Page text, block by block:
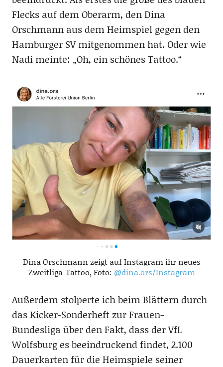
Flecks auf dem Oberarm, den Dina
Orschmann aus dem Heimspiel gegen den
Hamburger SV mitgenommen hat. Oder wie
Nadi meinte: „Oh, ein schönes Tattoo.“
Dina Orschmann zeigt auf Instagram ihr neues
Zweitliga-Tattoo, Foto: @dina.ors/Instagram
Außerdem stolperte ich beim Blättern durch
das Kicker-Sonderheft zur Frauen-
Bundesliga über den Fakt, dass der VfL
Wolfsburg es beeindruckend findet, 2.100
Dauerkarten für die Heimspiele seiner